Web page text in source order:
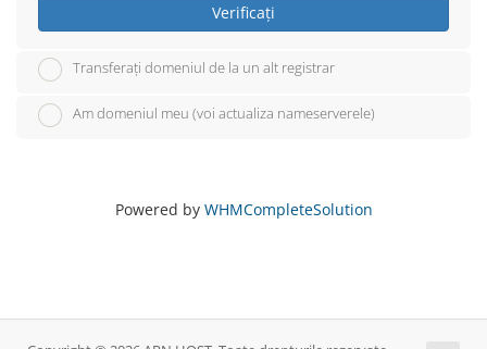
Verificați
Transferați domeniul de la un alt registrar
Am domeniul meu (voi actualiza nameserverele)
Powered by WHMCompleteSolution